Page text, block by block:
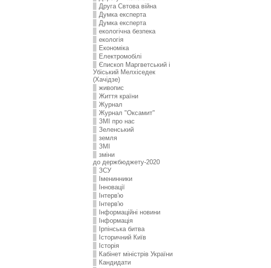
Друга Свтова війна
Думка експерта
Думка експерта
екологічна безпека
екологія
Економіка
Електромобілі
Єпископ Маргветський і
Убіський Мелхіседек
(Хачідзе)
живопис
Життя країни
Журнал
Журнал "Оксамит"
ЗMI про нас
Зеленський
земля
ЗМІ
зміни
до держбюджету-2020
ЗСУ
Іменинники
Інновації
Інтерв'ю
Інтерв'ю
Інформаційні новини
Інформація
Ірпінська битва
Історичний Київ
Історія
Кабінет міністрів України
Кандидати